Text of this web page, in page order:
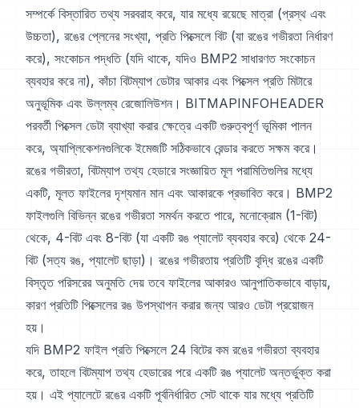
সম্পর্কে বিস্তারিত তথ্য সরবরাহ করে, যার মধ্যে রয়েছে মাত্রা (প্রস্থ এবং
উচ্চতা), রঙের প্লেনের সংখ্যা, প্রতি পিক্সেলে বিট (যা রঙের গভীরতা নির্ধারণ
করে), সংকোচন পদ্ধতি (যদি থাকে, যদিও BMP2 সাধারণত সংকোচন
ব্যবহার করে না), কাঁচা বিটম্যাপ ডেটার আকার এবং পিক্সেল প্রতি মিটারে
অনুভূমিক এবং উল্লম্ব রেজোলিউশন। BITMAPINFOHEADER
পরবর্তী পিক্সেল ডেটা ব্যাখ্যা করার ক্ষেত্রে একটি গুরুত্বপূর্ণ ভূমিকা পালন
করে, অ্যাপ্লিকেশনগুলিকে ইমেজটি সঠিকভাবে রেন্ডার করতে সক্ষম করে।
রঙের গভীরতা, বিটম্যাপ তথ্য হেডারে সংজ্ঞায়িত মূল পরামিতিগুলির মধ্যে
একটি, মূলত ফাইলের দৃশ্যমান মান এবং আকারকে প্রভাবিত করে। BMP2
ফাইলগুলি বিভিন্ন রঙের গভীরতা সমর্থন করতে পারে, মনোক্রোম (1-বিট)
থেকে, 4-বিট এবং 8-বিট (যা একটি রঙ প্যালেট ব্যবহার করে) থেকে 24-
বিট (সত্য রঙ, প্যালেট ছাড়া)। রঙের গভীরতায় প্রতিটি বৃদ্ধি রঙের একটি
বিস্তৃত পরিসরের অনুমতি দেয় তবে ফাইলের আকারও আনুপাতিকভাবে বাড়ায়,
কারণ প্রতিটি পিক্সেলের রঙ উপস্থাপন করার জন্য আরও ডেটা প্রয়োজন
হয়।
যদি BMP2 ফাইল প্রতি পিক্সেলে 24 বিটের কম রঙের গভীরতা ব্যবহার
করে, তাহলে বিটম্যাপ তথ্য হেডারের পরে একটি রঙ প্যালেট অন্তর্ভুক্ত করা
হয়। এই প্যালেটে রঙের একটি পূর্বনির্ধারিত সেট থাকে যার মধ্যে প্রতিটি